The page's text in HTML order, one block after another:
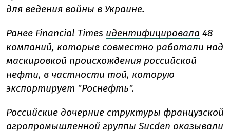
для ведения войны в Украине.
Ранее Financial Times идентифицировала 48
компаний, которые совместно работали над
маскировкой происхождения российской
нефти, в частности той, которую
экспортирует "Роснефть".
Российские дочерние структуры французской
агропромышленной группы Sucden оказывали